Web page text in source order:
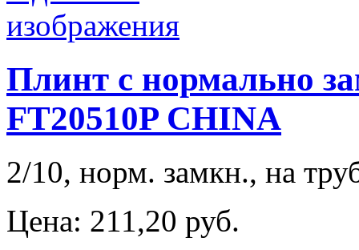
Плинт с нормально
FT20510P CHINA
2/10, норм. замкн., на
Цена: 211,20 руб.